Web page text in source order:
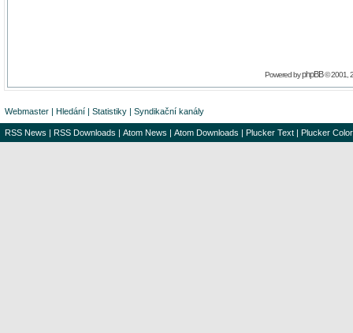
Powered byphpBB© 2001,
Webmaster | Hledání | Statistiky | Syndikační kanály
RSS News | RSS Downloads | Atom News | Atom Downloads | Plucker Text | Plucker Color